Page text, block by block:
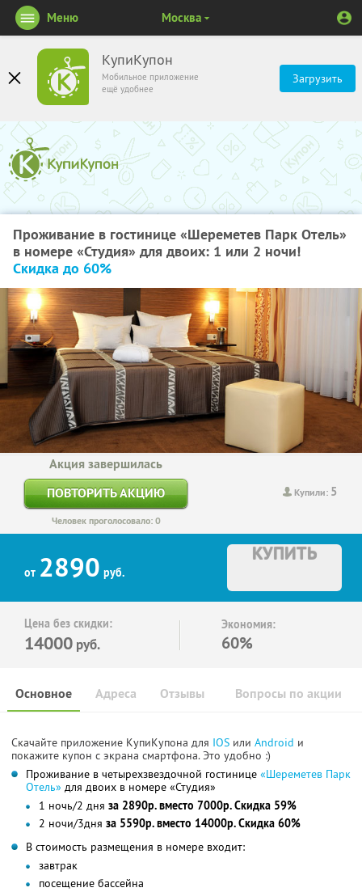
КупиКупон
Мобильное приложение
ещё удобнее
Загрузить
Меню Москва
Проживание в гостинице «Шереметев Парк Отель»
в номере «Студия» для двоих: 1 или 2 ночи!
Скидка до 60%
Купили: 5
Акция завершилась
ПОВТОРИТЬ АКЦИЮ
Человек проголосовало: 0
от 2890 руб.
КУПИТЬ
Цена без скидки:
14000 руб.
Экономия:
60%
Основное Отзывы Вопросы по акции
Адреса
Скачайте приложение КупиКупона для IOS или Android и
покажите купон с экрана смартфона. Это удобно :)
Проживание в четырехзвездочной гостинице «Шереметев Парк
Отель» для двоих в номере «Студия»
1 ночь/2 дня за 2890р. вместо 7000р. Скидка 59%
2 ночи/3дня за 5590р. вместо 14000р. Скидка 60%
В стоимость размещения в номере входит:
завтрак
посещение бассейна